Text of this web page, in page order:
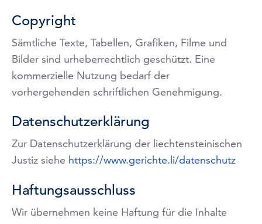
Copyright
Sämtliche Texte, Tabellen, Grafiken, Filme und
Bilder sind urheberrechtlich geschützt. Eine
kommerzielle Nutzung bedarf der
vorhergehenden schriftlichen Genehmigung.
Datenschutzerklärung
Zur Datenschutzerklärung der liechtensteinischen
Justiz siehe https://www.gerichte.li/datenschutz
Haftungsausschluss
Wir übernehmen keine Haftung für die Inhalte